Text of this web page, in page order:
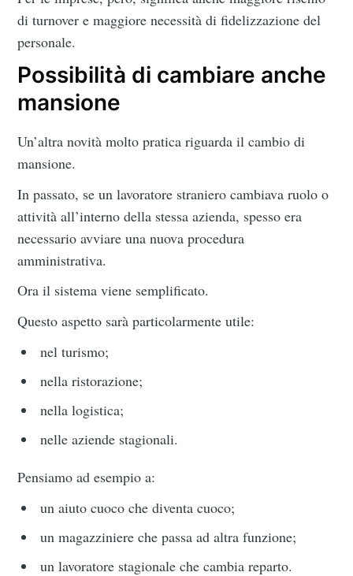
di turnover e maggiore necessità di fidelizzazione del
personale.
Possibilità di cambiare anche
mansione
Un’altra novità molto pratica riguarda il cambio di
mansione.
In passato, se un lavoratore straniero cambiava ruolo o
attività all’interno della stessa azienda, spesso era
necessario avviare una nuova procedura
amministrativa.
Ora il sistema viene semplificato.
Questo aspetto sarà particolarmente utile:
nel turismo;
nella ristorazione;
nella logistica;
nelle aziende stagionali.
Pensiamo ad esempio a:
un aiuto cuoco che diventa cuoco;
un magazziniere che passa ad altra funzione;
un lavoratore stagionale che cambia reparto.